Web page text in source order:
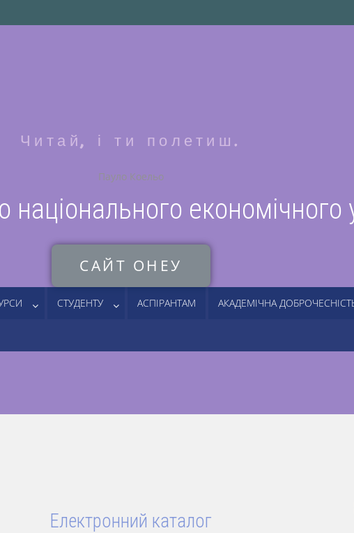
Читай, і ти полетиш.
Пауло Коельо
національного економічного
САЙТ ОНЕУ
СТУДЕНТУ АСПІРАНТАМ АКАДЕМІЧНА
Електронний каталог